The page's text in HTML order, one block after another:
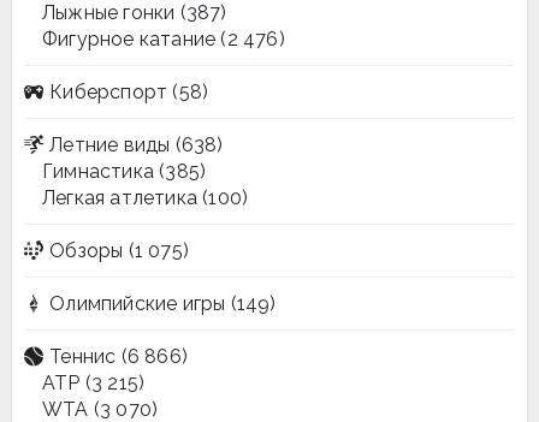
Лыжные гонки (387)
Фигурное катание (2 476)
Киберспорт (58)
Летние виды (638)
Гимнастика (385)
Легкая атлетика (100)
Обзоры (1 075)
Олимпийские игры (149)
Теннис (6 866)
ATP (3 215)
WTA (3 070)